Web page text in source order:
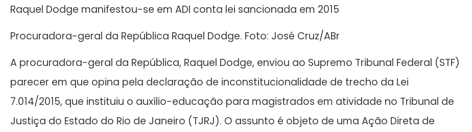
Raquel Dodge manifestou-se em ADI conta lei sancionada em 2015
Procuradora-geral da República Raquel Dodge. Foto: José Cruz/ABr
A procuradora-geral da República, Raquel Dodge, enviou ao Supremo Tribunal Federal (STF)
parecer em que opina pela declaração de inconstitucionalidade de trecho da Lei
7.014/2015, que instituiu o auxílio-educação para magistrados em atividade no Tribunal de
Justiça do Estado do Rio de Janeiro (TJRJ). O assunto é objeto de uma Ação Direta de